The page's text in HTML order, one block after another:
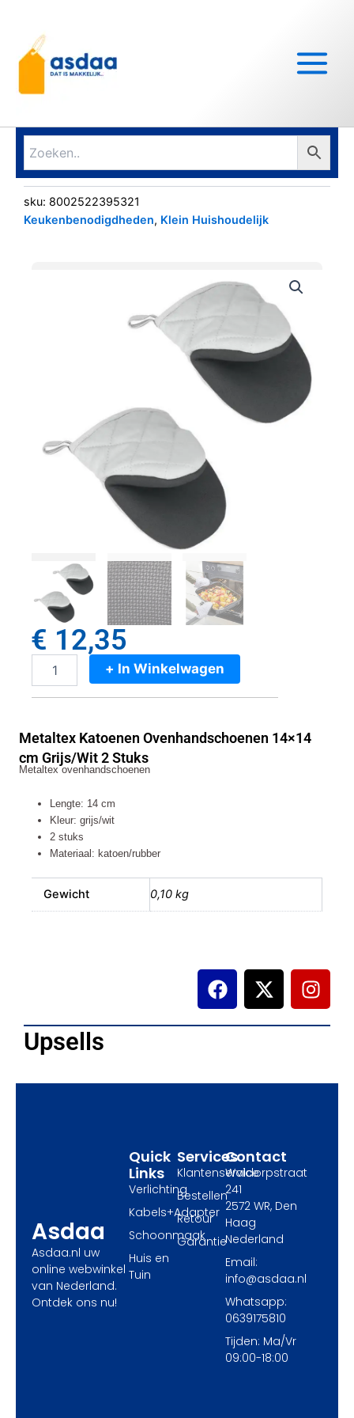
inhoud
sku: 8002522395321
Keukenbenodigdheden, Klein Huishoudelijk
€ 12,35
Metaltex
cm
Grijs/Wit
2
aantal
+ In Winkelwagen
Metaltex Katoenen Ovenhandschoenen 14×14
cm Grijs/Wit 2 Stuks
Metaltex ovenhandschoenen
Lengte: 14 cm
Kleur: grijs/wit
2 stuks
Materiaal: katoen/rubber
Gewicht 0,10 kg
F
a
o
X
-
t
I
n
g
Upsells
Asdaa
Asdaa.nl uw
online webwinkel
van Nederland.
Ontdek ons nu!
Services
Klantenservice
Bestellen
Retour
Garantie
Quick
Links
Verlichting
Kabels+Adapter
Schoonmaak
Huis en
Tuin
Contact
Waldorpstraat
241
2572 WR, Den
Haag
Nederland
Email:
info@asdaa.nl
Whatsapp:
0639175810
Tijden: Ma/Vr
09:00-18:00